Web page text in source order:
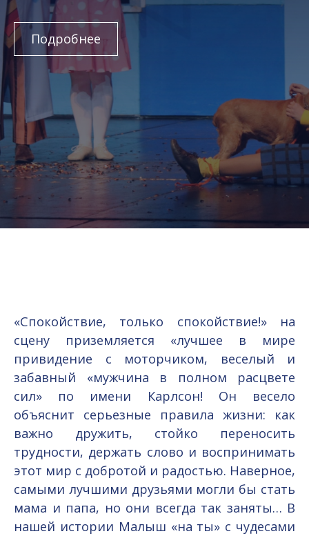
Подробнее
«Спокойствие, только спокойствие!» на
сцену приземляется «лучшее в мире
привидение с моторчиком, веселый и
забавный «мужчина в полном расцвете
сил» по имени Карлсон! Он весело
объяснит серьезные правила жизни: как
важно дружить, стойко переносить
трудности, держать слово и воспринимать
этот мир с добротой и радостью. Наверное,
самыми лучшими друзьями могли бы стать
мама и папа, но они всегда так заняты… В
нашей истории Малыш «на ты» с чудесами